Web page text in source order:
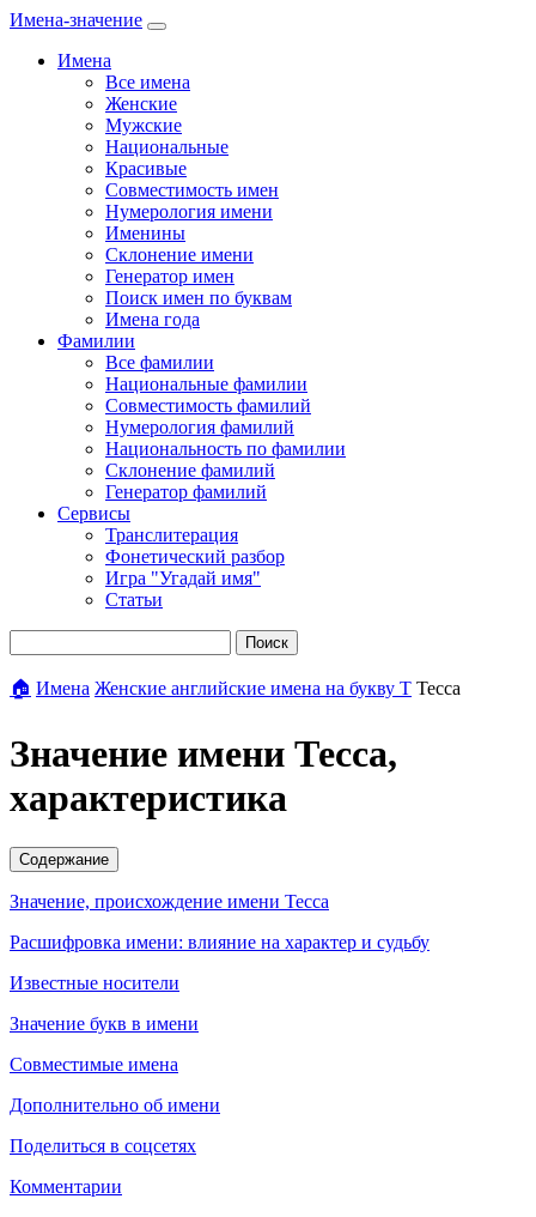
Имена-значение
Имена
Все имена
Женские
Мужские
Национальные
Красивые
Совместимость имен
Нумерология имени
Именины
Склонение имени
Генератор имен
Поиск имен по буквам
Имена года
Фамилии
Все фамилии
Национальные фамилии
Совместимость фамилий
Нумерология фамилий
Национальность по фамилии
Склонение фамилий
Генератор фамилий
Сервисы
Транслитерация
Фонетический разбор
Игра "Угадай имя"
Статьи
Поиск
🏠 Имена Женские английские имена на букву Т Тесса
Значение имени Тесса,
характеристика
Содержание
Значение, происхождение имени Тесса
Расшифровка имени: влияние на характер и судьбу
Известные носители
Значение букв в имени
Совместимые имена
Дополнительно об имени
Поделиться в соцсетях
Комментарии